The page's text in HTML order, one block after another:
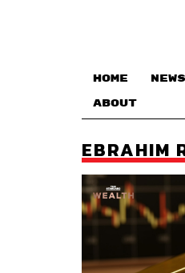
HOME NEWS
ABOUT
EBRAHIM